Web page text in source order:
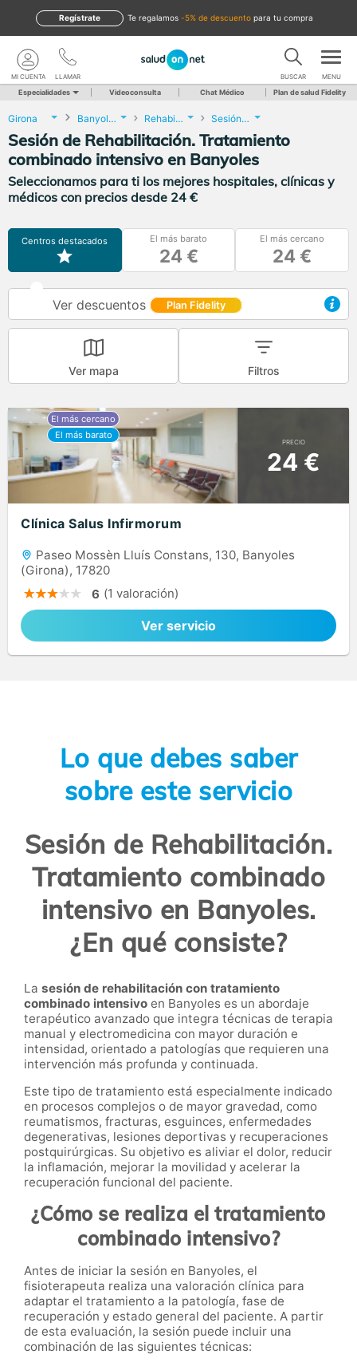
te regalamos -5% de descuento para tu compra
Regístrate
LLAMAR
MI CUENTA BUSCAR MENU
Especialidades Videoconsulta Chat Médico Plan de salud Fidelity
Girona Banyoles Rehabilitación Sesión de Rehabilitación. Tratamiento combinado intensivo
Sesión de Rehabilitación. Tratamiento
combinado intensivo en Banyoles
Seleccionamos para ti los mejores hospitales, clínicas y
médicos con precios desde 24 €
Centros destacados El más barato
24 €
El más cercano
24 €
Ver descuentos Plan Fidelity
Ver mapa Filtros
PRECIO
24 €
Clínica Salus Infirmorum
Paseo Mossèn Lluís Constans, 130, Banyoles
(Girona), 17820
6 (1 valoración)
Ver servicio
Lo que debes saber
sobre este servicio
Sesión de Rehabilitación.
Tratamiento combinado
intensivo en Banyoles.
¿En qué consiste?
La sesión de rehabilitación con tratamiento
combinado intensivo en Banyoles es un abordaje
terapéutico avanzado que integra técnicas de terapia
manual y electromedicina con mayor duración e
intensidad, orientado a patologías que requieren una
intervención más profunda y continuada.
Este tipo de tratamiento está especialmente indicado
en procesos complejos o de mayor gravedad, como
reumatismos, fracturas, esguinces, enfermedades
degenerativas, lesiones deportivas y recuperaciones
postquirúrgicas. Su objetivo es aliviar el dolor, reducir
la inflamación, mejorar la movilidad y acelerar la
recuperación funcional del paciente.
¿Cómo se realiza el tratamiento
combinado intensivo?
Antes de iniciar la sesión en Banyoles, el
fisioterapeuta realiza una valoración clínica para
adaptar el tratamiento a la patología, fase de
recuperación y estado general del paciente. A partir
de esta evaluación, la sesión puede incluir una
combinación de las siguientes técnicas: